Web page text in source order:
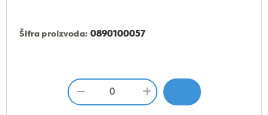
Šifra proizvoda: 0890100057